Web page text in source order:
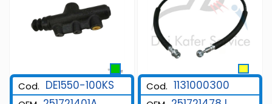
Cod. DE1550-100KS Cod. 1131000300